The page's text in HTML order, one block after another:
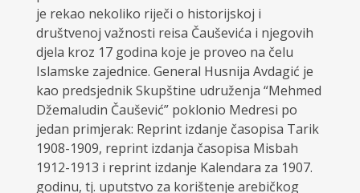
je rekao nekoliko riječi o historijskoj i
društvenoj važnosti reisa Čauševića i njegovih
djela kroz 17 godina koje je proveo na čelu
Islamske zajednice. General Husnija Avdagić je
kao predsjednik Skupštine udruženja “Mehmed
Džemaludin Čaušević” poklonio Medresi po
jedan primjerak: Reprint izdanje časopisa Tarik
1908-1909, reprint izdanja časopisa Misbah
1912-1913 i reprint izdanje Kalendara za 1907.
godinu, tj. uputstvo za korištenje arebičkog